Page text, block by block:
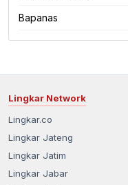
Bapanas
Lingkar Network
Lingkar.co
Lingkar Jateng
Lingkar Jatim
Lingkar Jabar